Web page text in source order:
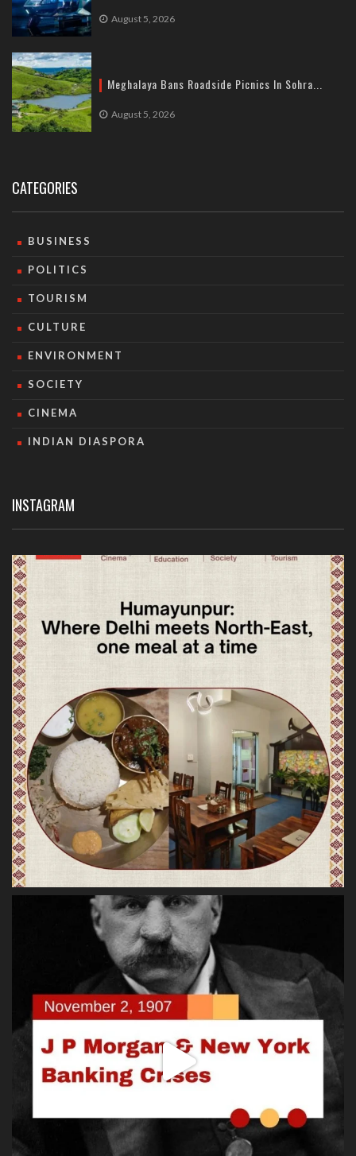
August 5, 2026
Meghalaya Bans Roadside Picnics In Sohra...
August 5, 2026
CATEGORIES
BUSINESS
POLITICS
TOURISM
CULTURE
ENVIRONMENT
SOCIETY
CINEMA
INDIAN DIASPORA
INSTAGRAM